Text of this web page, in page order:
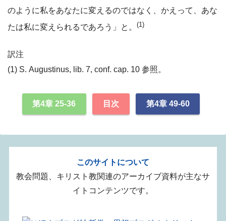
のように私をあなたに変えるのではなく、かえって、あな
たは私に変えられるであろう」と。 (1)
訳注
(1) S. Augustinus, lib. 7, conf. cap. 10 参照。
第4章 25-36 目次 第4章 49-60
このサイトについて
教会問題、キリスト教関連のアーカイブ資料が主なサ
イトコンテンツです。